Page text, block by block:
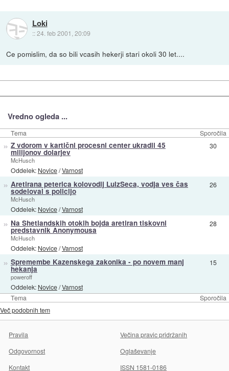
Loki
::24. feb 2001, 20:09
Ce pomislim, da so bili vcasih hekerji stari okoli 30 let....
Vredno ogleda ...
Tema Sporočila
Tema Sporočila
» Z vdorom v kartični procesni center ukradli 45
milijonov dolarjev
McHusch
Oddelek: Novice/Varnost
30
» Aretirana peterica kolovodij LulzSeca, vodja ves čas
sodeloval s policijo
McHusch
Oddelek: Novice/Varnost
26
» Na Shetlandskih otokih bojda aretiran tiskovni
predstavnik Anonymousa
McHusch
Oddelek: Novice/Varnost
28
» Spremembe Kazenskega zakonika - po novem manj
hekanja
poweroff
Oddelek: Novice/Varnost
15
Več podobnih tem
Pravila
Večina pravic pridržanih
Odgovornost
Oglaševanje
Kontakt
ISSN 1581-0186